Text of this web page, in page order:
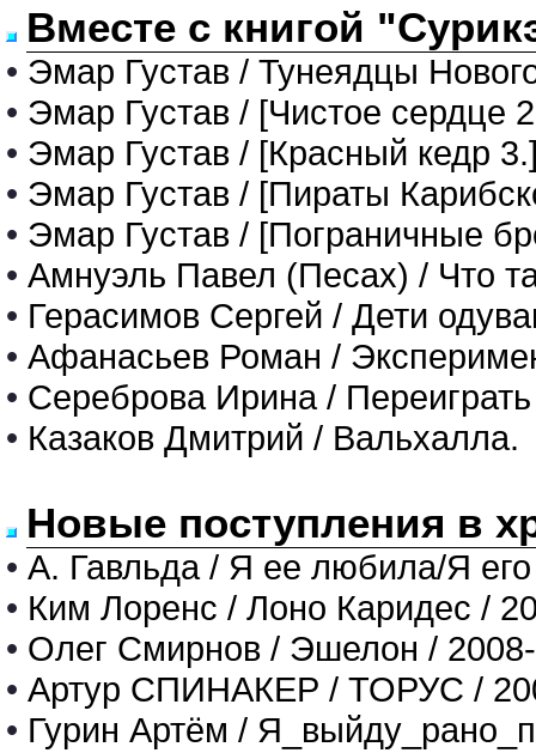
Вместе с книгой
• Эмар Густав / Тунеядцы
• Эмар Густав / [Чистое сердце
• Эмар Густав / [Красный кедр
• Эмар Густав / [Пираты
• Эмар Густав / [Пограничные
• Амнуэль Павел (Песах) / Что
• Герасимов Сергей / Дети
• Афанасьев Роман /
• Сереброва Ирина /
• Казаков Дмитрий / Вальхалла.
Новые поступления в
• А. Гавльда / Я ее любила/Я
• Ким Лоренс / Лоно Каридес /
• Олег Смирнов / Эшелон /
• Артур СПИНАКЕР / ТОРУС /
• Гурин Артём /